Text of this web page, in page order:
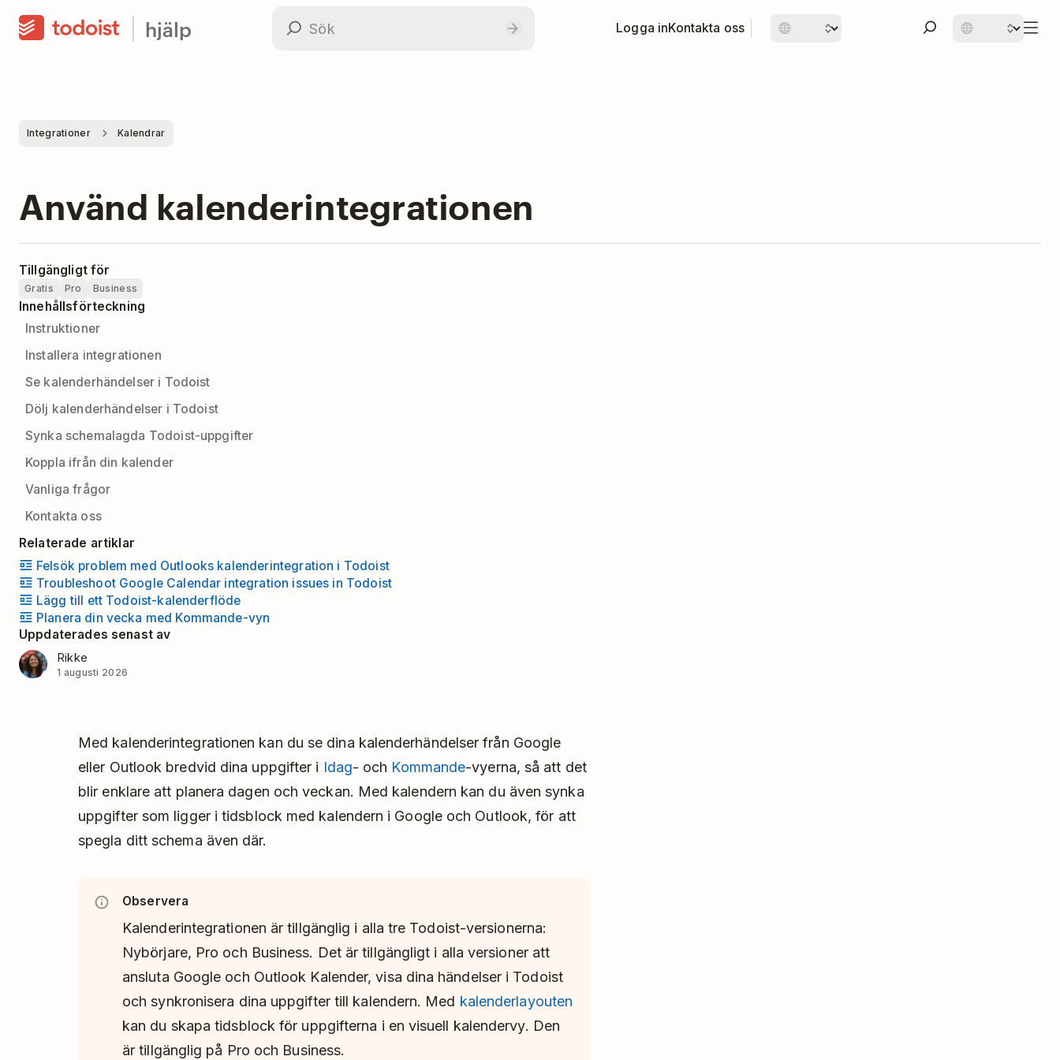
hjälp Logga inKontakta oss
Integrationer Kalendrar
Använd kalenderintegrationen
Tillgängligt för
Gratis Pro Business
Innehållsförteckning
Instruktioner
Installera integrationen
Se kalenderhändelser i Todoist
Dölj kalenderhändelser i Todoist
Synka schemalagda Todoist-uppgifter
Koppla ifrån din kalender
Vanliga frågor
Kontakta oss
Relaterade artiklar
Felsök problem med Outlooks kalenderintegration i Todoist
Troubleshoot Google Calendar integration issues in Todoist
Lägg till ett Todoist-kalenderflöde
Planera din vecka med Kommande-vyn
Uppdaterades senast av
Rikke
1 augusti 2026
Med kalenderintegrationen kan du se dina kalenderhändelser från Google
eller Outlook bredvid dina uppgifter i Idag- och Kommande-vyerna, så att det
blir enklare att planera dagen och veckan. Med kalendern kan du även synka
uppgifter som ligger i tidsblock med kalendern i Google och Outlook, för att
spegla ditt schema även där.
Observera
Kalenderintegrationen är tillgänglig i alla tre Todoist-versionerna:
Nybörjare, Pro och Business. Det är tillgängligt i alla versioner att
ansluta Google och Outlook Kalender, visa dina händelser i Todoist
och synkronisera dina uppgifter till kalendern. Med kalenderlayouten
kan du skapa tidsblock för uppgifterna i en visuell kalendervy. Den
är tillgänglig på Pro och Business.